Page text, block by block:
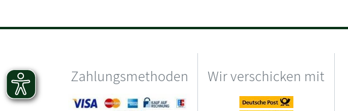
Zahlungsmethoden Wir verschicken mit